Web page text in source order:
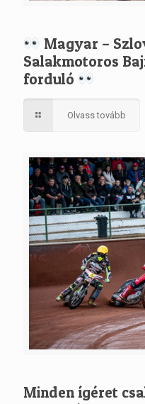
Magyar –
Salakmotoros
forduló
Olvass tovább
Minden ígéret